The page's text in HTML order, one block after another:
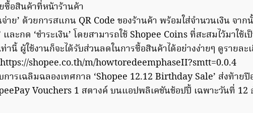
ซื้อสินค้าที่หน้าร้านค้า
าย’ ด้วยการสแกน QR Code ของร้านค้า พร้อมใส่จำนวนเงิน จาก
และกด ‘ชำระเงิน’ โดยสามารถใช้ Shopee Coins ที่สะสมไว้มาใช้
ท่านี้ ผู้ใช้งานก็จะได้รับส่วนลดในการซื้อสินค้าได้อย่างง่ายๆ ดูรายล
shopee.co.th/m/howtoredeemphaseII?smtt=0.0.4
ารเฉลิมฉลองเทศกาล ‘Shopee 12.12 Birthday Sale’ ส่งท้าย
Vouchers 1 สตางค์ บนแอปพลิเคชันช้อปปี้ เฉพาะวันที่ 12